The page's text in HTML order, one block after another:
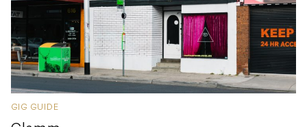
GIG GUIDE